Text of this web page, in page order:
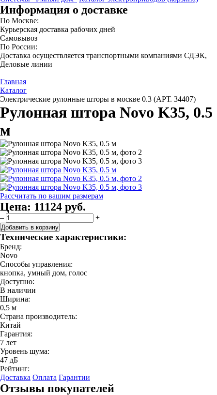
Информация о доставке
По Москве:
Курьерская доставка рабочих дней
Самовывоз
По России:
Доставка осуществляется транспортными компаниями СДЭК,
Деловые линии
Главная
Каталог
Электрические рулонные шторы в москве 0.3 (АРТ. 34407)
Рулонная штора Novo K35, 0.5
м
Рассчитать по вашим размерам
Цена: 11124 руб.
– +
Добавить в корзину
Технические характеристики:
Бренд:
Novo
Способы управления:
кнопка, умный дом, голос
Доступно:
В наличии
Ширина:
0,5 м
Страна производитель:
Китай
Гарантия:
7 лет
Уровень шума:
47 дБ
Рейтинг:
Доставка Оплата Гарантии
Отзывы покупателей